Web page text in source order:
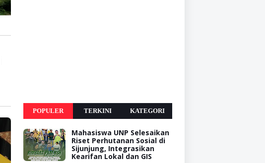
POPULER TERKINI KATEGORI
Mahasiswa UNP Selesaikan
Riset Perhutanan Sosial di
Sijunjung, Integrasikan
Kearifan Lokal dan GIS